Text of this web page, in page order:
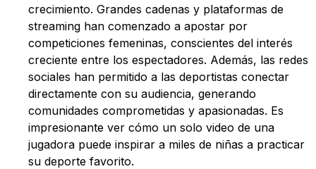
crecimiento. Grandes cadenas y plataformas de
streaming han comenzado a apostar por
competiciones femeninas, conscientes del interés
creciente entre los espectadores. Además, las redes
sociales han permitido a las deportistas conectar
directamente con su audiencia, generando
comunidades comprometidas y apasionadas. Es
impresionante ver cómo un solo video de una
jugadora puede inspirar a miles de niñas a practicar
su deporte favorito.